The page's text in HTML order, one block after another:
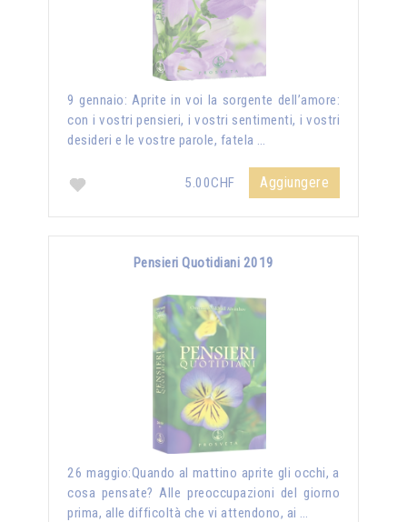
9 gennaio: Aprite in voi la sorgente dell’amore:
con i vostri pensieri, i vostri sentimenti, i vostri
desideri e le vostre parole, fatela …
5.00CHF Aggiungere
Pensieri Quotidiani 2019
26 maggio:Quando al mattino aprite gli occhi, a
cosa pensate? Alle preoccupazioni del giorno
prima, alle difficoltà che vi attendono, ai …